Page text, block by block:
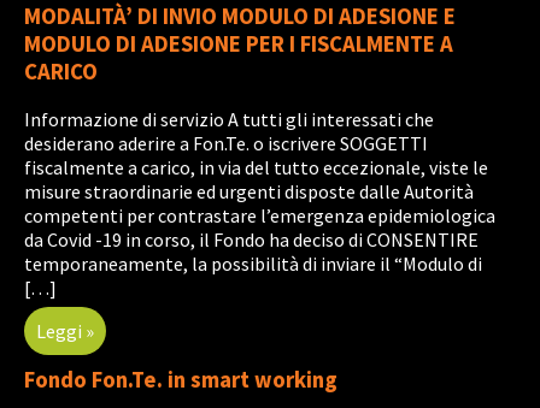
MODALITÀ’ DI INVIO MODULO DI ADESIONE E
MODULO DI ADESIONE PER I FISCALMENTE A
CARICO
Informazione di servizio A tutti gli interessati che
desiderano aderire a Fon.Te. o iscrivere SOGGETTI
fiscalmente a carico, in via del tutto eccezionale, viste le
misure straordinarie ed urgenti disposte dalle Autorità
competenti per contrastare l’emergenza epidemiologica
da Covid -19 in corso, il Fondo ha deciso di CONSENTIRE
temporaneamente, la possibilità di inviare il “Modulo di
[…]
Leggi »
Fondo Fon.Te. in smart working